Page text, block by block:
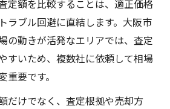
定額を比較することは、適正価格
ラブル回避に直結します。大阪市
の動きが活発なエリアでは、査定
すいため、複数社に依頼して相場
要です。
だけでなく、査定根拠や売却方